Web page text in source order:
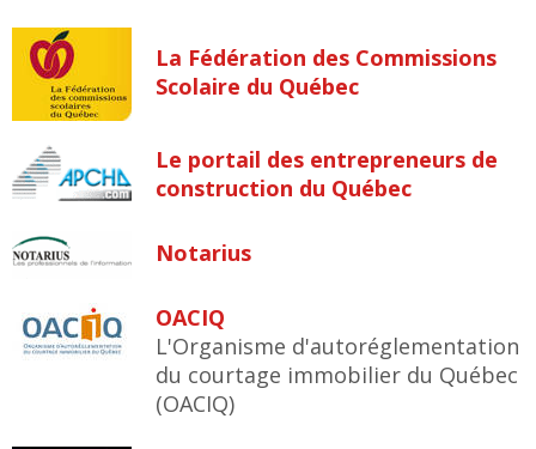
La Fédération des Commissions
Scolaire du Québec
Le portail des entrepreneurs de
construction du Québec
Notarius
OACIQ
L'Organisme d'autoréglementation
du courtage immobilier du Québec
(OACIQ)